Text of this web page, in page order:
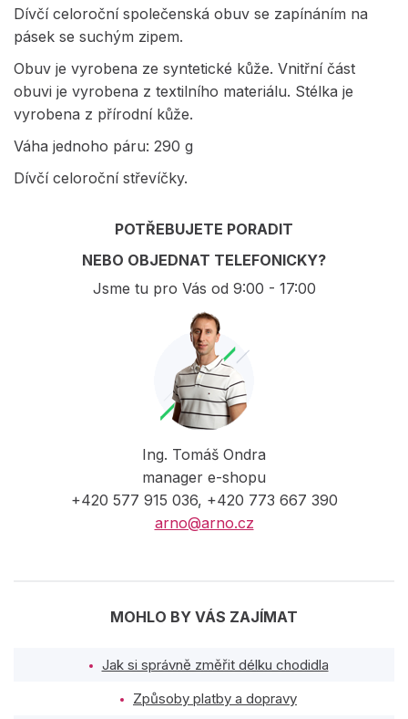
Dívčí celoroční společenská obuv se zapínáním na
pásek se suchým zipem.
Obuv je vyrobena ze syntetické kůže. Vnitřní část
obuvi je vyrobena z textilního materiálu. Stélka je
vyrobena z přírodní kůže.
Váha jednoho páru: 290 g
Dívčí celoroční střevíčky.
POTŘEBUJETE PORADIT
NEBO OBJEDNAT TELEFONICKY?
Jsme tu pro Vás od 9:00 - 17:00
Ing. Tomáš Ondra
manager e-shopu
+420 577 915 036, +420 773 667 390
arno@arno.cz
MOHLO BY VÁS ZAJÍMAT
Jak si správně změřit délku chodidla
Způsoby platby a dopravy